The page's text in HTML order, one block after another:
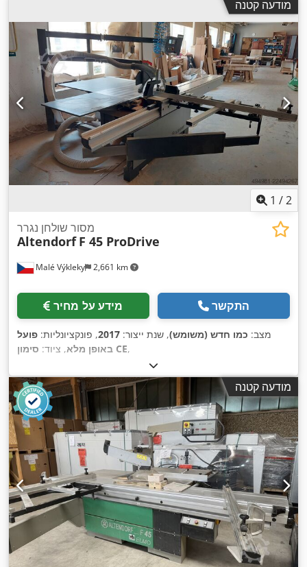
מודעה קטנה
1 /2
Malé Výkleky 2,661 km
מסור שולחן נגרר
Altendorf F 45 ProDrive
מידע על מחיר התקשר
מצב: כמו חדש (משומש), שנת ייצור: 2017, פונקציונליות: פועל
באופן מלא, ציוד: סימון CE,
מודעה קטנה